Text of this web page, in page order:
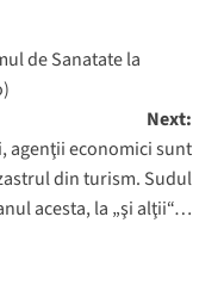
de Sanatate la
Next:
agenţii economici sunt
din turism. Sudul
acesta, la „şi alţii“…